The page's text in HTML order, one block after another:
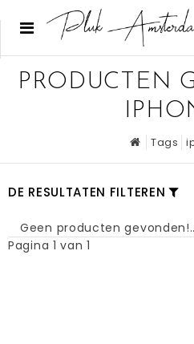
PRODUCTEN
Tags
DE RESULTATEN FILTEREN
Geen producten
Pagina 1 van 1